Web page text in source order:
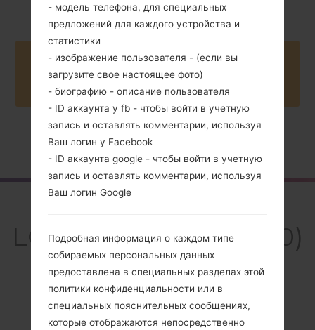
Buy accessories on Amazon
Главная → Серия →LG Others
LGKH5800(LGKH5800)
- модель телефона, для специальных
предложений для каждого устройства и
статистики
- изображение пользователя - (если вы
загрузите свое настоящее фото)
- биографию - описание пользователя
- ID аккаунта у fb - чтобы войти в учетную
запись и оставлять комментарии, используя
Ваш логин у Facebook
- ID аккаунта google - чтобы войти в учетную
запись и оставлять комментарии, используя
Ваш логин Google
Подробная информация о каждом типе
собираемых персональных данных
предоставлена в специальных разделах этой
политики конфиденциальности или в
специальных пояснительных сообщениях,
которые отображаются непосредственно